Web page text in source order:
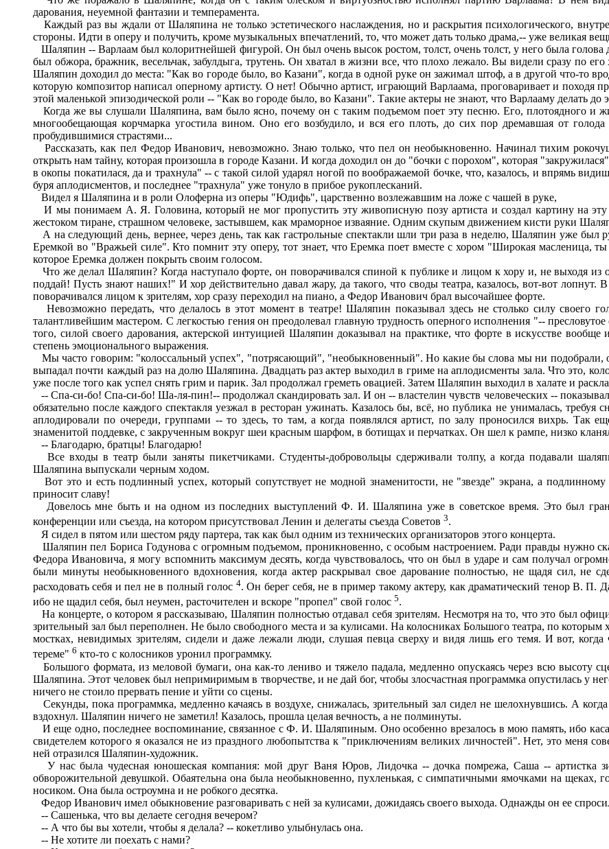
дарования, неуемной фантазии и темперамента.
Каждый раз вы ждали от Шаляпина не только эстетического наслаждения, но и раскрытия психологического,
стороны. Идти в оперу и получить, кроме музыкальных впечатлений, то, что может дать только драма,-- уже великая
Шаляпин -- Варлаам был колоритнейшей фигурой. Он был очень высок ростом, толст, очень толст, у него была
был обжора, бражник, весельчак, забулдыга, трутень. Он хватал в жизни все, что плохо лежало. Вы видели сразу по
Шаляпин доходил до места: "Как во городе было, во Казани", когда в одной руке он зажимал штоф, а в другой что-то
которую композитор написал оперному артисту. О нет! Обычно артист, играющий Варлаама, проговаривает и походя
этой маленькой эпизодической роли -- "Как во городе было, во Казани". Такие актеры не знают, что Варлааму делать до
Когда же вы слушали Шаляпина, вам было ясно, почему он с таким подъемом поет эту песню. Его, плотоядного и
многообещающая корчмарка угостила вином. Оно его возбудило, и вся его плоть, до сих пор дремавшая от
пробудившимися страстями...
Рассказать, как пел Федор Иванович, невозможно. Знаю только, что пел он необыкновенно. Начинал тихим
открыть нам тайну, которая произошла в городе Казани. И когда доходил он до "бочки с порохом", которая
в окопы покатилася, да и трахнула" -- с такой силой ударял ногой по воображаемой бочке, что, казалось, и впрямь
буря аплодисментов, и последнее "трахнула" уже тонуло в прибое рукоплесканий.
Видел я Шаляпина и в роли Олоферна из оперы "Юдифь", царственно возлежавшим на ложе с чашей в руке,
И мы понимаем А. Я. Головина, который не мог пропустить эту живописную позу артиста и создал картину на
жестоком тиране, страшном человеке, застывшем, как мраморное изваяние. Одним скупым движением кисти руки
А на следующий день, вернее, через день, так как гастрольные спектакли шли три раза в неделю, Шаляпин уже был
Еремкой во "Вражьей силе". Кто помнит эту оперу, тот знает, что Еремка поет вместе с хором "Широкая масленица,
которое Еремка должен покрыть своим голосом.
Что же делал Шаляпин? Когда наступало форте, он поворачивался спиной к публике и лицом к хору и, не выходя из
поддай! Пусть знают наших!" И хор действительно давал жару, да такого, что своды театра, казалось, вот-вот
поворачивался лицом к зрителям, хор сразу переходил на пиано, а Федор Иванович брал высочайшее форте.
Невозможно передать, что делалось в этот момент в театре! Шаляпин показывал здесь не столько силу своего
талантливейшим мастером. С легкостью гения он преодолевал главную трудность оперного исполнения "--
того, силой своего дарования, актерской интуицией Шаляпин доказывал на практике, что форте в искусстве
степень эмоционального выражения.
Мы часто говорим: "колоссальный успех", "потрясающий", "необыкновенный". Но какие бы слова мы ни подобрали,
выпадал почти каждый раз на долю Шаляпина. Двадцать раз актер выходил в гриме на аплодисменты зала. Что это,
уже после того как успел снять грим и парик. Зал продолжал греметь овацией. Затем Шаляпин выходил в халате и
-- Спа-си-бо! Спа-си-бо! Ша-ля-пин!-- продолжал скандировать зал. И он -- властелин чувств человеческих --
обязательно после каждого спектакля уезжал в ресторан ужинать. Казалось бы, всё, но публика не унималась,
аплодировали по очереди, группами -- то здесь, то там, а когда появлялся артист, по залу проносился вихрь. Так
знаменитой поддевке, с закрученным вокруг шеи красным шарфом, в ботищах и перчатках. Он шел к рампе, низко
-- Благодарю, братцы! Благодарю!
Все входы в театр были заняты пикетчиками. Студенты-добровольцы сдерживали толпу, а когда подавали
Шаляпина выпускали черным ходом.
Вот это и есть подлинный успех, который сопутствует не модной знаменитости, не "звезде" экрана, а
приносит славу!
Довелось мне быть и на одном из последних выступлений Ф. И. Шаляпина уже в советское время. Это был
конференции или съезда, на котором присутствовал Ленин и делегаты съезда Советов 3.
Я сидел в пятом или шестом ряду партера, так как был одним из технических организаторов этого концерта.
Шаляпин пел Бориса Годунова с огромным подъемом, проникновенно, с особым настроением. Ради правды нужно
Федора Ивановича, я могу вспомнить максимум десять, когда чувствовалось, что он был в ударе и сам получал
были минуты необыкновенного вдохновения, когда актер раскрывал свое дарование полностью, не щадя сил, не
расходовать себя и пел не в полный голос 4. Он берег себя, не в пример такому актеру, как драматический тенор В. П.
ибо не щадил себя, был неумен, расточителен и вскоре "пропел" свой голос 5.
На концерте, о котором я рассказываю, Шаляпин полностью отдавал себя зрителям. Несмотря на то, что это был
зрительный зал был переполнен. Не было свободного места и за кулисами. На колосниках Большого театра, по
мостках, невидимых зрителям, сидели и даже лежали люди, слушая певца сверху и видя лишь его темя. И вот,
тереме" 6 кто-то с колосников уронил программку.
Большого формата, из меловой бумаги, она как-то лениво и тяжело падала, медленно опускаясь через всю высоту
Шаляпина. Этот человек был непримиримым в творчестве, и не дай бог, чтобы злосчастная программка опустилась у
ничего не стоило прервать пение и уйти со сцены.
Секунды, пока программка, медленно качаясь в воздухе, снижалась, зрительный зал сидел не шелохнувшись. А когда
вздохнул. Шаляпин ничего не заметил! Казалось, прошла целая вечность, а не полминуты.
И еще одно, последнее воспоминание, связанное с Ф. И. Шаляпиным. Оно особенно врезалось в мою память, ибо
свидетелем которого я оказался не из праздного любопытства к "приключениям великих личностей". Нет, это меня
ней отразился Шаляпин-художник.
У нас была чудесная юношеская компания: мой друг Ваня Юров, Лидочка -- дочка помрежа, Саша -- артистка
обворожительной девушкой. Обаятельна она была необыкновенно, пухленькая, с симпатичными ямочками на щеках,
носиком. Она была остроумна и не робкого десятка.
Федор Иванович имел обыкновение разговаривать с ней за кулисами, дожидаясь своего выхода. Однажды он ее
-- Сашенька, что вы делаете сегодня вечером?
-- А что бы вы хотели, чтобы я делала? -- кокетливо улыбнулась она.
-- Не хотите ли поехать с нами?